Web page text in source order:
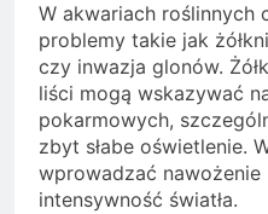
W akwariach roślinnych
problemy takie jak
czy inwazja glonów.
liści mogą wskazywać
pokarmowych,
zbyt słabe oświetlenie.
wprowadzać
intensywność światła.